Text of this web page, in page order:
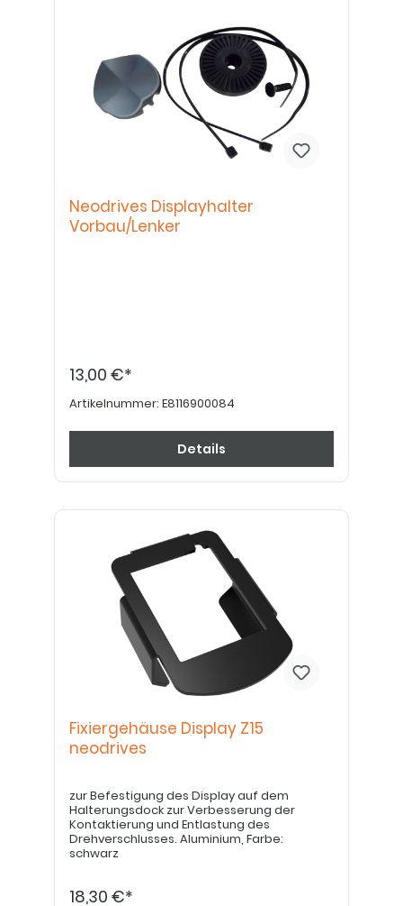
Neodrives Displayhalter
Vorbau/Lenker
13,00 €*
Artikelnummer: E8116900084
Details
Fixiergehäuse Display Z15
neodrives
zur Befestigung des Display auf dem
Halterungsdock zur Verbesserung der
Kontaktierung und Entlastung des
Drehverschlusses. Aluminium, Farbe:
schwarz
18,30 €*